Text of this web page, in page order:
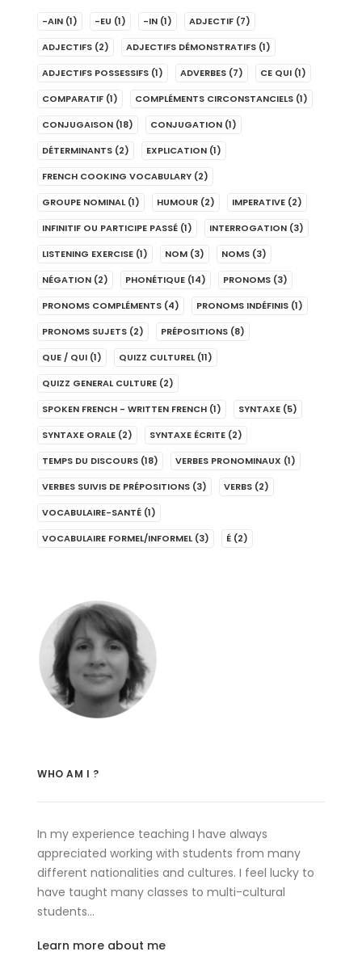
-AIN (1) -EU (1) -IN (1) ADJECTIF (7)
ADJECTIFS (2) ADJECTIFS DÉMONSTRATIFS (1)
ADJECTIFS POSSESSIFS (1) ADVERBES (7) CE QUI (1)
COMPARATIF (1) COMPLÉMENTS CIRCONSTANCIELS (1)
CONJUGAISON (18) CONJUGATION (1)
DÉTERMINANTS (2) EXPLICATION (1)
FRENCH COOKING VOCABULARY (2)
GROUPE NOMINAL (1) HUMOUR (2) IMPERATIVE (2)
INFINITIF OU PARTICIPE PASSÉ (1) INTERROGATION (3)
LISTENING EXERCISE (1) NOM (3) NOMS (3)
NÉGATION (2) PHONÉTIQUE (14) PRONOMS (3)
PRONOMS COMPLÉMENTS (4) PRONOMS INDÉFINIS (1)
PRONOMS SUJETS (2) PRÉPOSITIONS (8)
QUE / QUI (1) QUIZZ CULTUREL (11)
QUIZZ GENERAL CULTURE (2)
SPOKEN FRENCH - WRITTEN FRENCH (1) SYNTAXE (5)
SYNTAXE ORALE (2) SYNTAXE ÉCRITE (2)
TEMPS DU DISCOURS (18) VERBES PRONOMINAUX (1)
VERBES SUIVIS DE PRÉPOSITIONS (3) VERBS (2)
VOCABULAIRE-SANTÉ (1)
VOCABULAIRE FORMEL/INFORMEL (3) É (2)
WHO AM I ?
In my experience teaching I have always
appreciated working with students from many
different nationalities and cultures. I feel lucky to
have taught many classes to multi-cultural
students…
Learn more about me